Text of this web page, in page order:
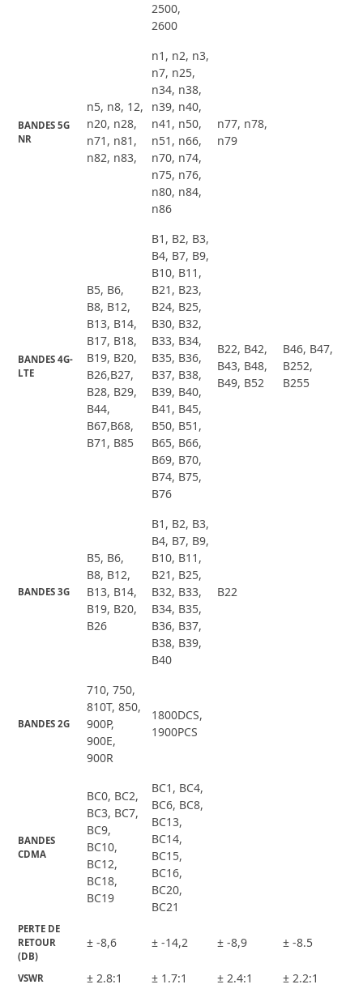
2500,
2600
BANDES 5G
NR
n5, n8, 12,
n20, n28,
n71, n81,
n82, n83,
n1, n2, n3,
n7, n25,
n34, n38,
n39, n40,
n41, n50,
n51, n66,
n70, n74,
n75, n76,
n80, n84,
n86
n77, n78,
n79
BANDES 4G-
LTE
B5, B6,
B8, B12,
B13, B14,
B17, B18,
B19, B20,
B26,B27,
B28, B29,
B44,
B67,B68,
B71, B85
B1, B2, B3,
B4, B7, B9,
B10, B11,
B21, B23,
B24, B25,
B30, B32,
B33, B34,
B35, B36,
B37, B38,
B39, B40,
B41, B45,
B50, B51,
B65, B66,
B69, B70,
B74, B75,
B76
B22, B42,
B43, B48,
B49, B52
B46, B47,
B252,
B255
BANDES 3G
B5, B6,
B8, B12,
B13, B14,
B19, B20,
B26
B1, B2, B3,
B4, B7, B9,
B10, B11,
B21, B25,
B32, B33,
B34, B35,
B36, B37,
B38, B39,
B40
B22
BANDES 2G
710, 750,
810T, 850,
900P,
900E,
900R
1800DCS,
1900PCS
BANDES
CDMA
BC0, BC2,
BC3, BC7,
BC9,
BC10,
BC12,
BC18,
BC19
BC1, BC4,
BC6, BC8,
BC13,
BC14,
BC15,
BC16,
BC20,
BC21
PERTE DE
RETOUR
(DB)
± -8,6 ± -14,2 ± -8,9 ± -8.5
VSWR ± 2.8:1 ± 1.7:1 ± 2.4:1 ± 2.2:1